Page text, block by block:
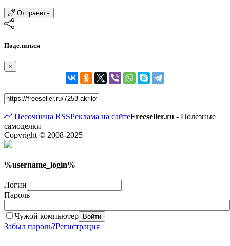
Отправить
Поделиться
×
Песочница RSSРеклама на сайтеFreeseller.ru - Полезные
самоделки
Copyright © 2008-2025
%username_login%
Логин
Пароль
Чужой компьютер Войти
Забыл пароль?Регистрация